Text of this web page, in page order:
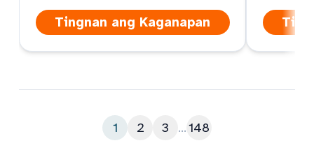
meet the care team, play games,
enjoy a treat, and get the scoop
on ArchWell Health.
Tingnan ang Kaganapan
1 2 3 ...148